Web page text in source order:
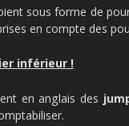
sous forme de
en compte des
inférieur !
en anglais des